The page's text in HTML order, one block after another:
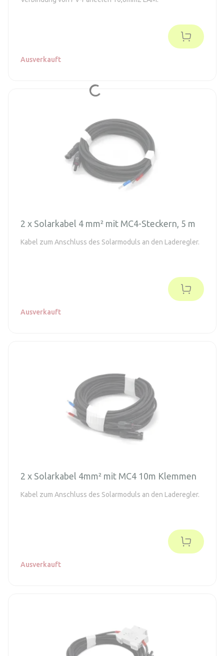
Ausverkauft
2 x Solarkabel 4 mm² mit MC4-Steckern, 5 m
Kabel zum Anschluss des Solarmoduls an den Laderegler.
Ausverkauft
2 x Solarkabel 4mm² mit MC4 10m Klemmen
Kabel zum Anschluss des Solarmoduls an den Laderegler.
Ausverkauft